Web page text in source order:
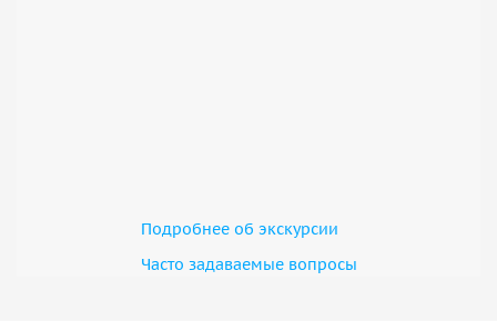
Подробнее об экскурсии
Часто задаваемые вопросы